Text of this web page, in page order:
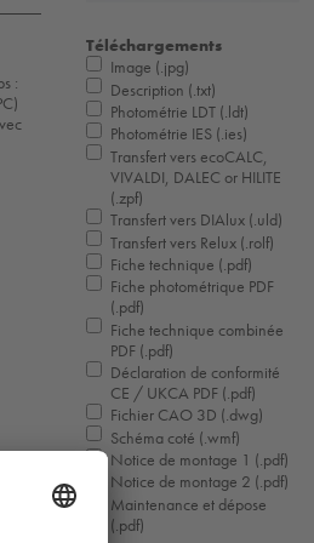
Téléchargements
Image (.jpg)
Description (.txt)
Photométrie LDT (.ldt)
Photométrie IES (.ies)
Transfert vers ecoCALC,
VIVALDI, DALEC or HILITE
(.zpf)
Transfert vers DIAlux (.uld)
Transfert vers Relux (.rolf)
Fiche technique (.pdf)
Fiche photométrique PDF
(.pdf)
Fiche technique combinée
PDF (.pdf)
Déclaration de conformité
CE / UKCA PDF (.pdf)
Fichier CAO 3D (.dwg)
Schéma coté (.wmf)
Notice de montage 1 (.pdf)
Notice de montage 2 (.pdf)
Maintenance et dépose
(.pdf)
: